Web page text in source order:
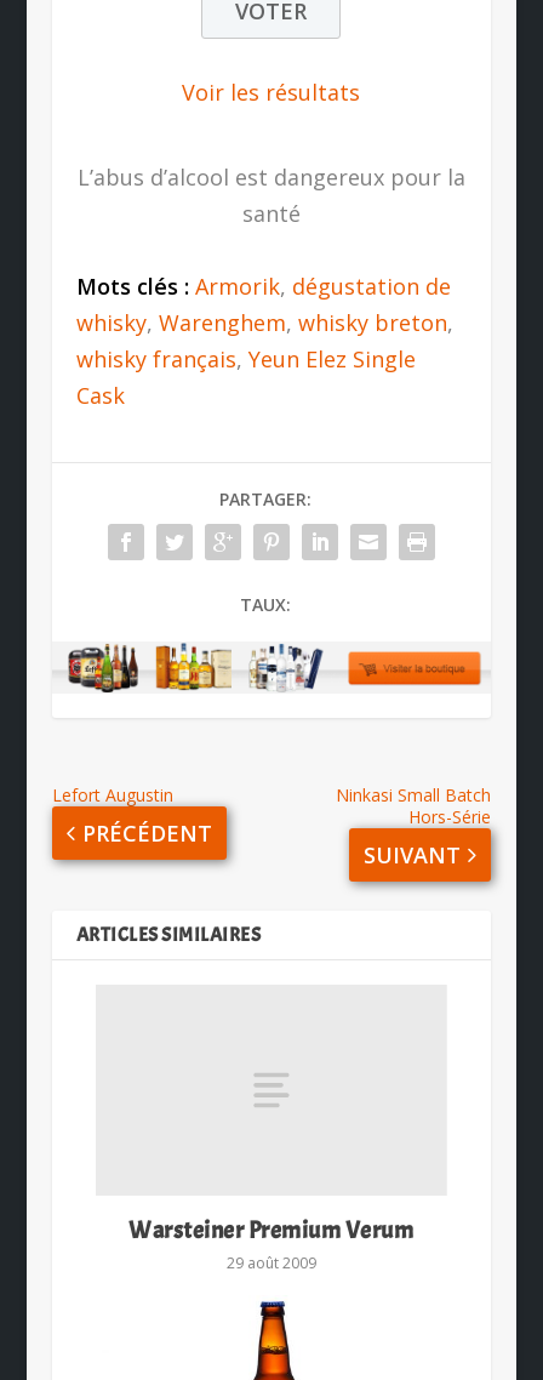
Voir les résultats
L’abus d’alcool est dangereux pour la
santé
Mots clés : Armorik, dégustation de
whisky, Warenghem, whisky breton,
whisky français, Yeun Elez Single
Cask
PARTAGER:
TAUX:
Lefort Augustin
PRÉCÉDENT
Ninkasi Small Batch
Hors-Série
SUIVANT
ARTICLES SIMILAIRES
Warsteiner Premium Verum
29 août 2009